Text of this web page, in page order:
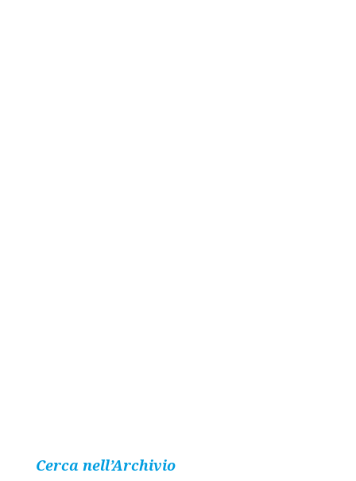
Cerca nell’Archivio